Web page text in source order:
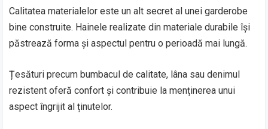
Calitatea materialelor este un alt secret al unei garderobe
bine construite. Hainele realizate din materiale durabile își
păstrează forma și aspectul pentru o perioadă mai lungă.
Țesături precum bumbacul de calitate, lâna sau denimul
rezistent oferă confort și contribuie la menținerea unui
aspect îngrijit al ținutelor.